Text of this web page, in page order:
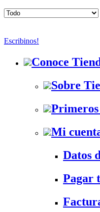
Escribinos!
Conoce
Sobre
Primeros
Mi
Datos
Pagar